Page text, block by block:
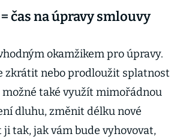
čas na úpravy smlouvy
okamžikem pro úpravy.
zkrátit nebo prodloužit splatnost
možné také využít mimořádnou
dluhu, změnit délku nové
tak, jak vám bude vyhovovat,